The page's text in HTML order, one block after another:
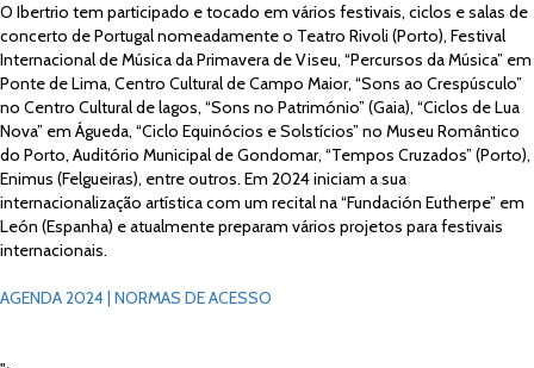
O Ibertrio tem participado e tocado em vários festivais, ciclos e salas de
concerto de Portugal nomeadamente o Teatro Rivoli (Porto), Festival
Internacional de Música da Primavera de Viseu, “Percursos da Música” em
Ponte de Lima, Centro Cultural de Campo Maior, “Sons ao Crespúsculo”
no Centro Cultural de lagos, “Sons no Património” (Gaia), “Ciclos de Lua
Nova” em Águeda, “Ciclo Equinócios e Solstícios” no Museu Romântico
do Porto, Auditório Municipal de Gondomar, “Tempos Cruzados” (Porto),
Enimus (Felgueiras), entre outros. Em 2024 iniciam a sua
internacionalização artística com um recital na “Fundación Eutherpe” em
León (Espanha) e atualmente preparam vários projetos para festivais
internacionais.
AGENDA 2024 | NORMAS DE ACESSO